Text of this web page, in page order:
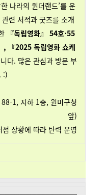
나라의 원더랜드’를 운
련 서적과 굿즈를 소개
『독립영화』 54호·55
, 『2025 독립영화 쇼케
다. 많은 관심과 방문 부
:)
1, 지하 1층, 원미구청
앞)
상황에 따라 탄력 운영